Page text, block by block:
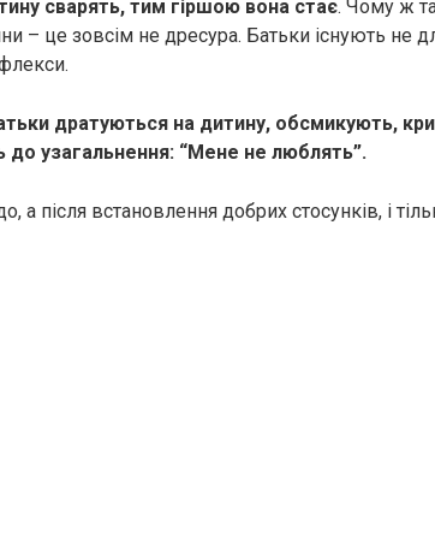
сварять, тим гіршою вона стає. Чому ж
– це зовсім не дресура. Батьки існують не
дратуються на дитину, обсмикують,
до узагальнення: “Мене не люблять”.
а після встановлення добрих стосунків, і